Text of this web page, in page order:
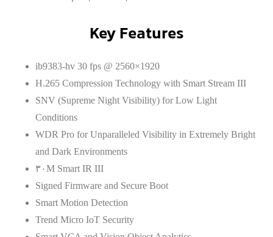
Key Features
ib9383-hv 30 fps @ 2560×1920
H.265 Compression Technology with Smart Stream III
SNV (Supreme Night Visibility) for Low Light
Conditions
WDR Pro for Unparalleled Visibility in Extremely Bright
and Dark Environments
۳۰M Smart IR III
Signed Firmware and Secure Boot
Smart Motion Detection
Trend Micro IoT Security